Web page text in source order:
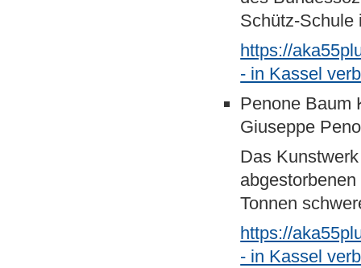
Schütz-Schule
https://
- in Kassel
Penone Baum
Giuseppe
Das
Tonnen
https://
- in Kassel